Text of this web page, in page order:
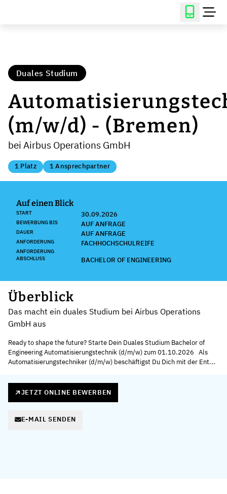
Duales Studium
(m/w/d) - (Bremen)
bei Airbus Operations GmbH
1 Platz 1 Ansprechpartner
Auf einen Blick
START 30.09.2026
BEWERBUNG BIS AUF ANFRAGE
DAUER AUF ANFRAGE
ANFORDERUNG FACHHOCHSCHULREIFE
ANFORDERUNG
ABSCHLUSS
BACHELOR OF ENGINEERING
Überblick
Das macht ein duales Studium bei Airbus Operations
GmbH aus
Ready to shape the future? Starte Dein Duales Studium Bachelor of
Engineering Automatisierungstechnik (d/m/w) zum 01.10.2026 Als
Automatisierungstechniker (d/m/w) beschäftigst Du Dich mit der Ent...
JETZT ONLINE BEWERBEN
E-MAIL SENDEN